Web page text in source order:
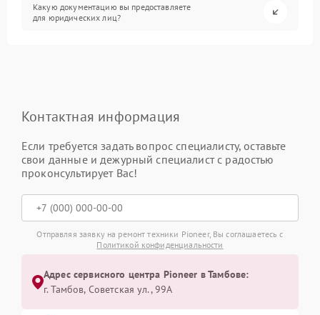
Какую документацию вы предоставляете
для юридических лиц?
Контактная информация
Если требуется задать вопрос специалисту, оставьте
свои данные и дежурный специалист с радостью
проконсультирует Вас!
Отправляя заявку на ремонт техники Pioneer, Вы соглашаетесь с
Политикой конфиденциальности
Адрес сервисного центра Pioneer в Тамбове:
г. Тамбов, Советская ул., 99А